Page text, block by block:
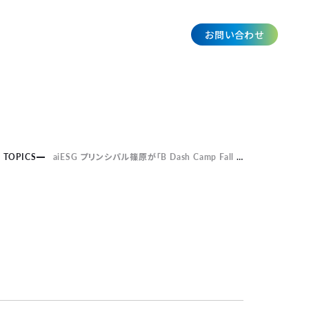
お問い合わせ
TOPICS aiESG プリンシパル篠原が「B Dash Camp Fall in Fukuoka 2024」のPitch Arenaにて準優勝しました。